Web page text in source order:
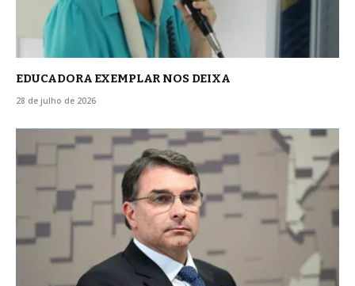
EDUCADORA EXEMPLAR NOS DEIXA
28 de julho de 2026